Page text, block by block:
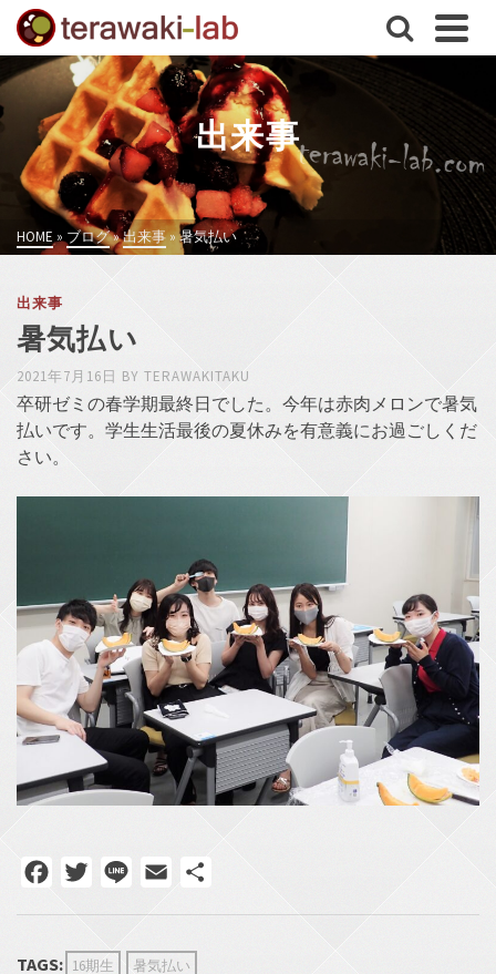
出来事
HOME » ブログ»出来事»暑気払い
出来事
暑気払い
2021年7月16日 BY TERAWAKITAKU
卒研ゼミの春学期最終日でした。今年は赤肉メロンで暑気
払いです。学生生活最後の夏休みを有意義にお過ごしくだ
さい。
FacebookTwitterLine Email
TAGS: 16期生 暑気払い